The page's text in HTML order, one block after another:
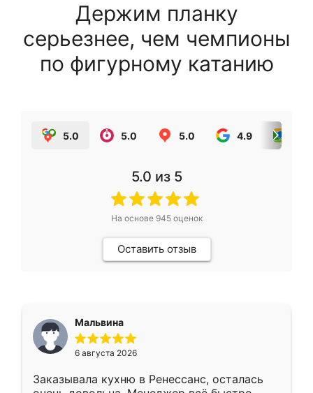
Держим планку
серьезнее, чем чемпионы
по фигурному катанию
5.0 5.0 5.0 4.9
5.0 из 5
На основе 945оценок
Оставить отзыв
Мальвина
6 августа 2026
Заказывала кухню в Ренессанс, осталась